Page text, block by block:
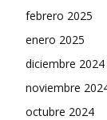
febrero 2025
enero 2025
diciembre 2024
noviembre
octubre 2024